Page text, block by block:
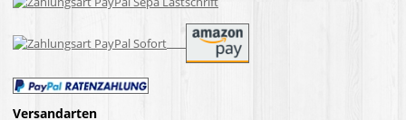
Versandarten